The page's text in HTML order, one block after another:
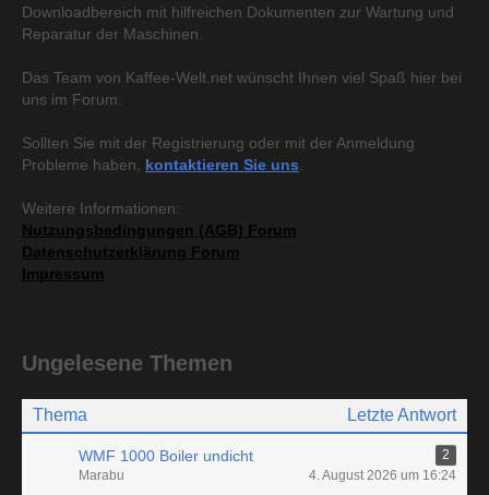
Downloadbereich mit hilfreichen Dokumenten zur Wartung und
Reparatur der Maschinen.
Das Team von Kaffee-Welt.net wünscht Ihnen viel Spaß hier bei
uns im Forum.
Sollten Sie mit der Registrierung oder mit der Anmeldung
Probleme haben, kontaktieren Sie uns
Weitere Informationen:
Nutzungsbedingungen (AGB) Forum
Datenschutzerklärung Forum
Impressum
Ungelesene Themen
Thema Letzte Antwort
WMF 1000 Boiler undicht
2
Marabu
4. August 2026 um 16:24